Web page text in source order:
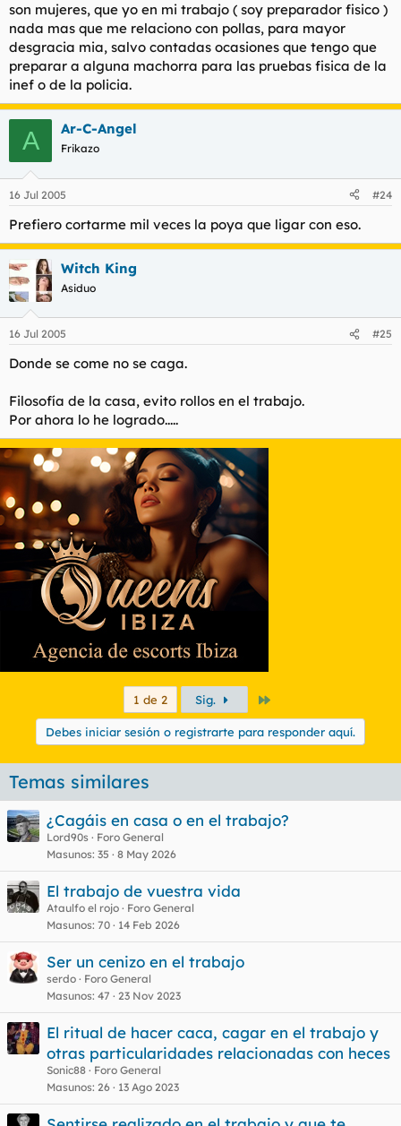
Yo en el trabajo ya he agotado todo cuantas
oportunidades he tenido (cosechando algún
triunfo y rotundos fracasos).
Además, no os enrolléis nunca con
Gracias
Tú también, hija mía?
Haz clic para expandir...
Sois Legión.
Haz clic para expandir...
¡MI NOMBRE ES LEGIÓN
PORQUE SOMOS MUCHOS!
Otro más se apunta.
Coincido con Molay.
Las abogadas....bufff
Será por tanto estudiar...mientras sus amigas aprendían el abc
sexual, ellas con sus gafitas se quedaban en casa estudiando.
Un saludo ninhia!
son mujeres, que yo en mi trabajo ( soy preparador fisico )
nada mas que me relaciono con pollas, para mayor
desgracia mia, salvo contadas ocasiones que tengo que
preparar a alguna machorra para las pruebas fisica de la
inef o de la policia.
A Ar-C-Angel
Frikazo
16 Jul 2005 #24
Prefiero cortarme mil veces la poya que ligar con eso.
Witch King
Asiduo
16 Jul 2005 #25
Donde se come no se caga.
Filosofía de la casa, evito rollos en el trabajo.
Por ahora lo he logrado.....
1 de 2 Sig.
Debes iniciar sesión o registrarte para responder aquí.
Temas similares
¿Cagáis en casa o en el trabajo?
Lord90s
Foro General
Masunos 35 8 May 2026
El trabajo de vuestra vida
Ataulfo el rojo
Foro General
Masunos 70 14 Feb 2026
Ser un cenizo en el trabajo
serdo
Foro General
Masunos 47 23 Nov 2023
El ritual de hacer caca, cagar en el trabajo y
otras particularidades relacionadas con heces
Sonic88
Foro General
Masunos 26 13 Ago 2023